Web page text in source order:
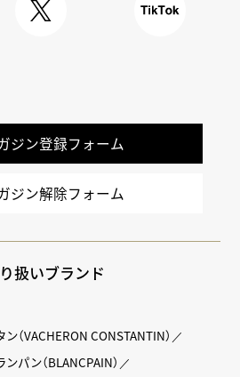
ジン登録フォーム
ジン解除フォーム
扱いブランド
（VACHERON CONSTANTIN）
ンパン（BLANCPAIN）